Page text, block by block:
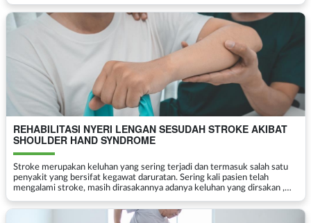
REHABILITASI NYERI LENGAN SESUDAH STROKE AKIBAT
SHOULDER HAND SYNDROME
Stroke merupakan keluhan yang sering terjadi dan termasuk salah satu
penyakit yang bersifat kegawat daruratan. Sering kali pasien telah
mengalami stroke, masih dirasakannya adanya keluhan yang dirsakan ,